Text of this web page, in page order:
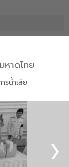
หาดไทย
รน้ำเสีย